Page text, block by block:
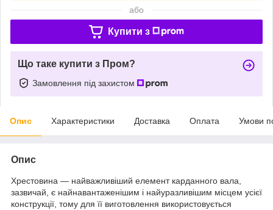
або
Купити з
Що таке купити з Пром?
Замовлення під захистом
Опис Характеристики Доставка Оплата Умови
Опис
Хрестовина — найважливіший елемент карданного вала,
зазвичай, є найнавантаженішим і найуразливішим місцем усієї
конструкції, тому для її виготовлення використовується